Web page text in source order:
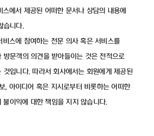
에서 제공된 어떠한 문서나 상담의 내용에
습니다.
비스에 참여하는 전문 의사 혹은 서비스를
방문객의 의견을 받아들이는 것은 전적으로
것입니다. 따라서 회사에서는 회원에게 제공된
, 아이디어 혹은 지시로부터 비롯하는 어떠한
이익에 대한 책임을 지지 않습니다.